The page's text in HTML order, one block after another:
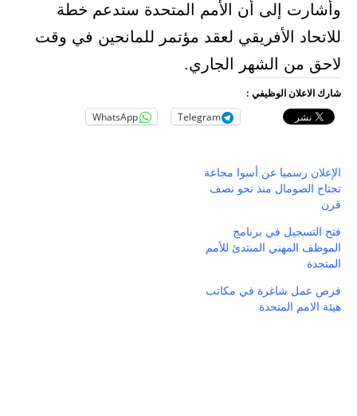
وأشارت إلى أن الأمم المتحدة ستدعم خطة
للاتحاد الأفريقي لعقد مؤتمر للمانحين في وقت
لاحق من الشهر الجاري.
شارك الاعلان الوظيفي :
Telegram
WhatsApp
الإعلان رسميا عن أسوا مجاعة
تجتاح الصومال منذ نحو نصف
قرن
فتح التسجيل في برنامج
الموظف المهني المبتدئ للأمم
المتحدة
فرص عمل شاغرة في مكاتب
هيئة الامم المتحدة